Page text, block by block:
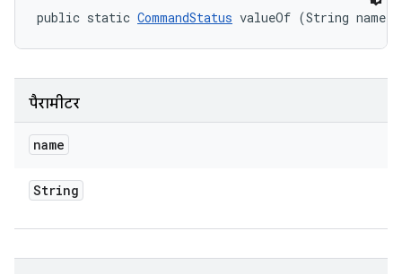
public static CommandStatus valueOf (String name)
पैरामीटर
name
String